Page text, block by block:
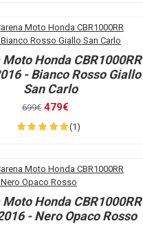
Moto Honda CBR1000RR
- Bianco Rosso Giallo
San Carlo
699€ 479€
(1)
Moto Honda CBR1000RR
- Nero Opaco Rosso